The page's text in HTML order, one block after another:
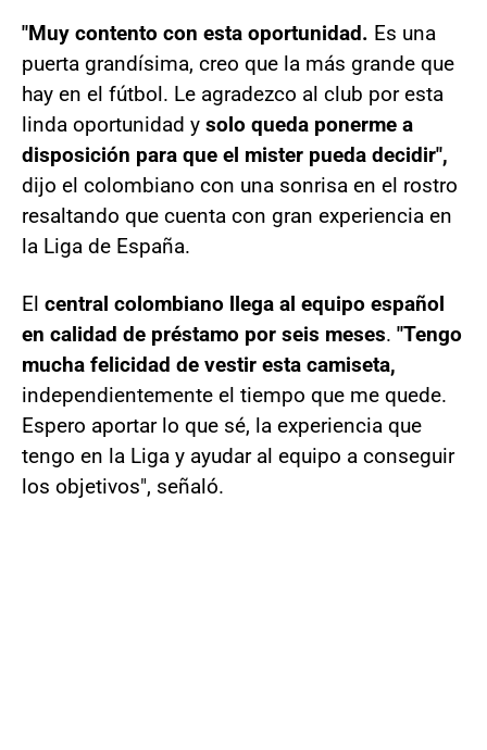
"Muy contento con esta oportunidad. Es una
puerta grandísima, creo que la más grande que
hay en el fútbol. Le agradezco al club por esta
linda oportunidad y solo queda ponerme a
disposición para que el mister pueda decidir",
dijo el colombiano con una sonrisa en el rostro
resaltando que cuenta con gran experiencia en
la Liga de España.
El central colombiano llega al equipo español
en calidad de préstamo por seis meses. "Tengo
mucha felicidad de vestir esta camiseta,
independientemente el tiempo que me quede.
Espero aportar lo que sé, la experiencia que
tengo en la Liga y ayudar al equipo a conseguir
los objetivos", señaló.